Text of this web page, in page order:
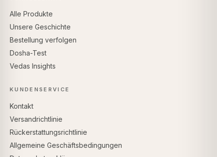
Alle Produkte
Unsere Geschichte
Bestellung verfolgen
Dosha-Test
Vedas Insights
KUNDENSERVICE
Kontakt
Versandrichtlinie
Rückerstattungsrichtlinie
Allgemeine Geschäftsbedingungen